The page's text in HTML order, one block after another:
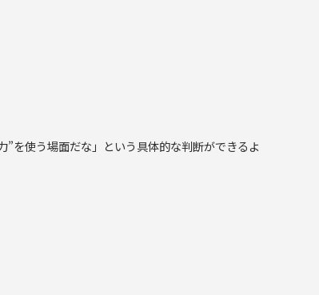
を使う場面だな」という具体的な判断ができるよ